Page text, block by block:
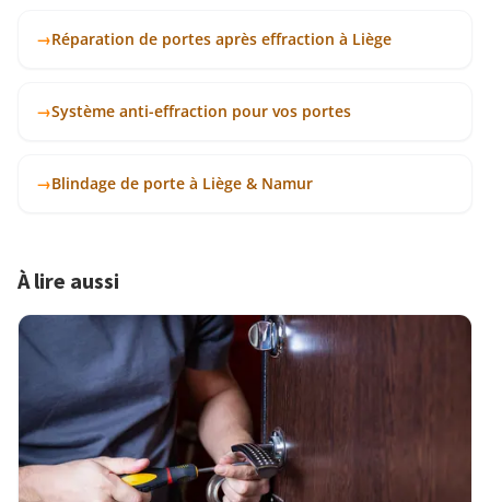
→ réparation de portes après effraction à Liège
→ système anti-effraction pour vos portes
→ blindage de porte à Liège & Namur
À lire aussi